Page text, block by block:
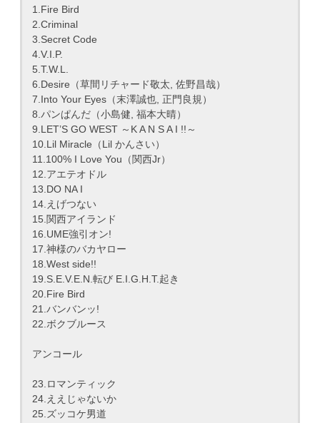
1.Fire Bird
2.Criminal
3.Secret Code
4.V.I.P.
5.T.W.L.
6.Desire（草間リチャード敬太, 佐野昌哉）
7.Into Your Eyes（末澤誠也, 正門良規）
8.パンぱんだ（小島健, 福本大晴）
9.LET’S GO WEST ～K A N S A I !!～
10.Lil Miracle（Lil かんさい）
11.100% I Love You（関西Jr）
12.アエテオドル
13.DO NA I
14.えげつない
15.関西アイランド
16.UME強引オン!
17.神様のバカヤロー
18.West side!!
19.S.E.V.E.N.転び E.I.G.H.T.起き
20.Fire Bird
21.バンバンッ!
22.ボクブルース
アンコール
23.ロマンティック
24.ええじゃないか
25.ズッコケ男道